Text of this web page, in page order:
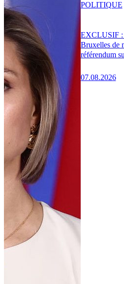
EXCLUSIF :
Bruxelles de
référendum
07.08.2026
POLITIQUE